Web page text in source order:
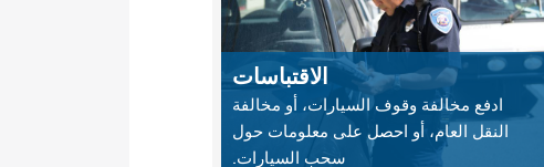
الاقتباسات
ادفع مخالفة وقوف السيارات، أو مخالفة
النقل العام، أو احصل على معلومات حول
سحب السيارات.